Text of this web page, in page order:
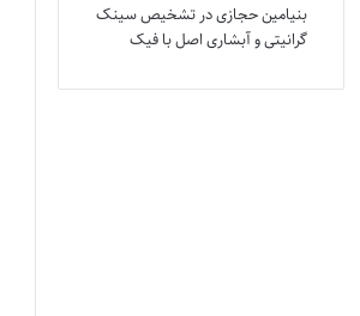
بنیامین حجازیدرتشخیص سینک
گرانیتی و آبشاری اصل با فیک